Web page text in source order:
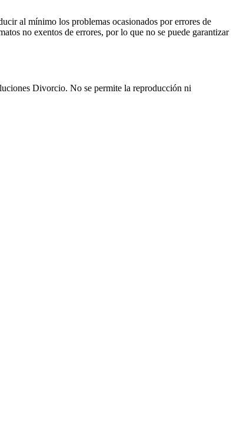
al mínimo los problemas ocasionados por errores de
no exentos de errores, por lo que no se puede garantizar
Divorcio. No se permite la reproducción ni